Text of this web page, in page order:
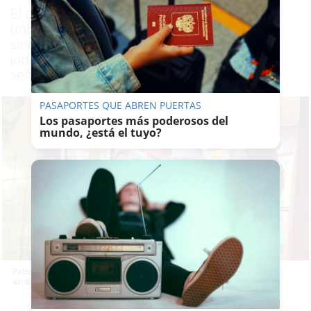
El comunicador habría grabado a
trabajadores sin su permiso, por lo que el
sindicato pidió que desde el bar se actuara
judicialmente, algo que no ha ocurrido,
señalan
Pablo Iglesias, en la inauguración de la Taberna Garibaldi, dos años
PASAPORTES QUE ABREN PUERTAS
Los pasaportes más poderosos del
mundo, ¿está el tuyo?